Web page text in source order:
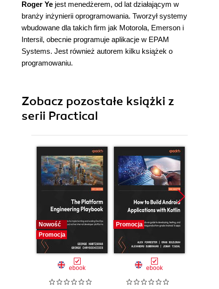
Roger Ye jest menedżerem, od lat działającym w
branży inżynierii oprogramowania. Tworzył systemy
wbudowane dla takich firm jak Motorola, Emerson i
Intersil, obecnie programuje aplikacje w EPAM
Systems. Jest również autorem kilku książek o
programowaniu.
Zobacz pozostałe książki z
serii Practical
Nowość
Promocja
ebook
Promocja
ebook